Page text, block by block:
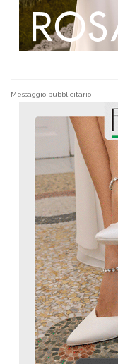
Messaggio pubblicitario